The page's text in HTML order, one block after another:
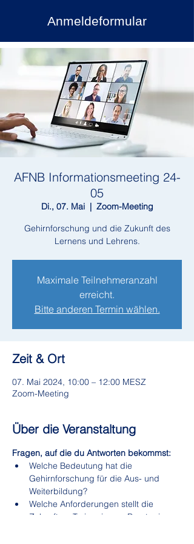
Anmeldeformular
AFNB Informationsmeeting 24-
05
Di., 07. Mai
  |
Zoom-Meeting
Gehirnforschung und die Zukunft des
Lernens und Lehrens.
Maximale Teilnehmeranzahl
erreicht.
Bitte anderen Termin wählen.
Zeit & Ort
07. Mai 2024, 10:00 – 12:00 MESZ
Zoom-Meeting
Über die Veranstaltung
Fragen, auf die du Antworten bekommst:
Welche Bedeutung hat die
Gehirnforschung für die Aus- und
Weiterbildung?
Welche Anforderungen stellt die
Zukunft an Trainer:innen, Berater:innen